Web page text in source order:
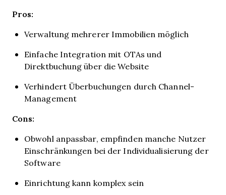
Pros:
Verwaltung mehrerer Immobilien möglich
Einfache Integration mit OTAs und
Direktbuchung über die Website
Verhindert Überbuchungen durch Channel-
Management
Cons:
Obwohl anpassbar, empfinden manche Nutzer
Einschränkungen bei der Individualisierung der
Software
Einrichtung kann komplex sein